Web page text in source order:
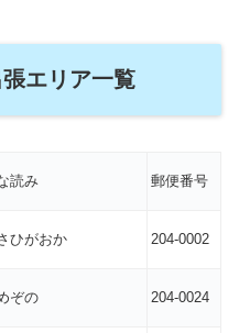
エリア一覧
読み 郵便番号
ひがおか 204-0002
ぞの 204-0024